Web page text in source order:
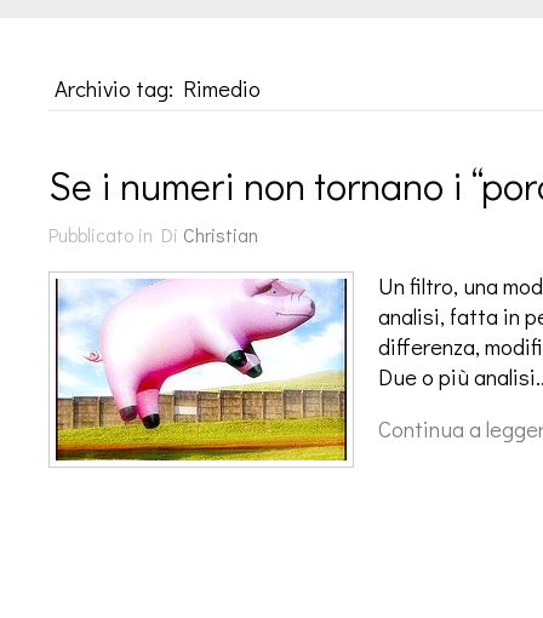
Archivio tag: Rimedio
Se i numeri non tornano i
Pubblicato in Di Christian
Un filtro, una
analisi, fatta in
differenza,
Due o più
Continua a